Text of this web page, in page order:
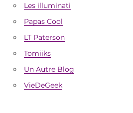
Les illuminati
Papas Cool
LT Paterson
Tomiiks
Un Autre Blog
VieDeGeek